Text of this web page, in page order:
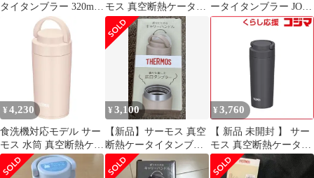
タイタンブラー 320ml
JOV-321 IV [アイボリ
モス 真空断熱ケータイ
タンブラー 食洗器対応
モデル 320ml スモーク
ブラック JOV-321-SMB
未使用 送料無料
ータイタンブラー JOV-
320
¥ 4,230
食洗機対応モデル サー
モス 水筒 真空断熱ケー
タイタンブラー キャリ
ーハンドル付き 320ml
¥3,100
【新品】サーモス 真空
断熱ケータイタンブラ
ー 0.32L JOV-320
¥ 3,760
【 新品 未開封 】 サー
モス 真空断熱ケータイ
タンブラー 食洗器対応
モデル 320ml スモーク